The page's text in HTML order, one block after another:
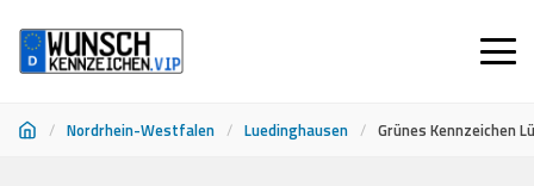
/ Nordrhein-Westfalen / Luedinghausen / Grünes Kennzeichen